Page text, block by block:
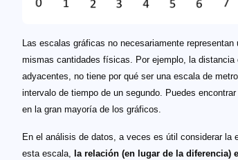
Las escalas gráficas no necesariamente representan
mismas cantidades físicas. Por ejemplo, la distancia
adyacentes, no tiene por qué ser una escala de
intervalo de tiempo de un segundo. Puedes
en la gran mayoría de los gráficos.
En el análisis de datos, a veces es útil considerar la
esta escala, la relación (en lugar de la diferencia)